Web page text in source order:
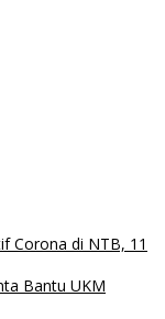
Corona di NTB, 11
Bantu UKM